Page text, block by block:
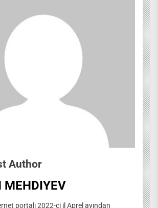
Author
MEHDIYEV
portalı 2022-ci il Aprel ayından